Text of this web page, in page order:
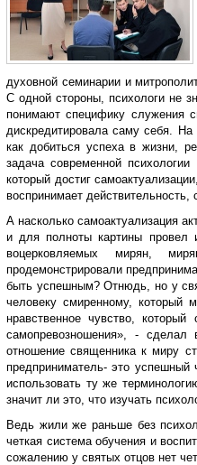
духовной семинарии и
С одной стороны, психологи не
понимают специфику служения
дискредитировала саму себя. На
как добиться успеха в жизни,
задача современной
который достиг
воспринимает действительность,
А насколько самоактуализация
и для полноты картины провел
воцерковляемых мирян,
продемонстрировали
быть успешным? Отнюдь, но у
человеку смиренному, который
нравственное чувство,
самопревозношения», - сделал
отношение священника к миру
предприниматель- это
использовать ту же
значит ли это, что изучать
Ведь жили же раньше без
четкая система обучения и
сожалению у святых отцов нет